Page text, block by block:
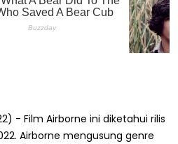
- Film Airborne ini diketahui rilis
Airborne mengusung genre